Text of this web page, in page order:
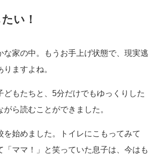
い！
家の中。もうお手上げ状態で、現実逃
ますよね。
もたちと、5分だけでもゆっくりした
ら読むことができました。
始めました。トイレにこもってみて
ママ！」と笑っていた息子は、今はも